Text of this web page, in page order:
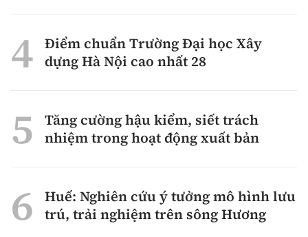
Điểm chuẩn Trường Đại học Xây
dựng Hà Nội cao nhất 28
Tăng cường hậu kiểm, siết trách
nhiệm trong hoạt động xuất bản
Huế: Nghiên cứu ý tưởng mô hình lưu
trú, trải nghiệm trên sông Hương